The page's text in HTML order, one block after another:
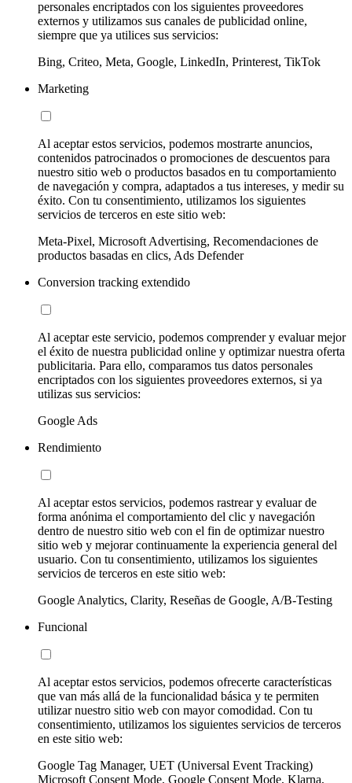
personales encriptados con los siguientes proveedores
externos y utilizamos sus canales de publicidad online,
siempre que ya utilices sus servicios:
Bing, Criteo, Meta, Google, LinkedIn, Printerest, TikTok
Marketing
Al aceptar estos servicios, podemos mostrarte anuncios,
contenidos patrocinados o promociones de descuentos para
nuestro sitio web o productos basados en tu comportamiento
de navegación y compra, adaptados a tus intereses, y medir su
éxito. Con tu consentimiento, utilizamos los siguientes
servicios de terceros en este sitio web:
Meta-Pixel, Microsoft Advertising, Recomendaciones de
productos basadas en clics, Ads Defender
Conversion tracking extendido
Al aceptar este servicio, podemos comprender y evaluar mejor
el éxito de nuestra publicidad online y optimizar nuestra oferta
publicitaria. Para ello, comparamos tus datos personales
encriptados con los siguientes proveedores externos, si ya
utilizas sus servicios:
Google Ads
Rendimiento
Al aceptar estos servicios, podemos rastrear y evaluar de
forma anónima el comportamiento del clic y navegación
dentro de nuestro sitio web con el fin de optimizar nuestro
sitio web y mejorar continuamente la experiencia general del
usuario. Con tu consentimiento, utilizamos los siguientes
servicios de terceros en este sitio web:
Google Analytics, Clarity, Reseñas de Google, A/B-Testing
Funcional
Al aceptar estos servicios, podemos ofrecerte características
que van más allá de la funcionalidad básica y te permiten
utilizar nuestro sitio web con mayor comodidad. Con tu
consentimiento, utilizamos los siguientes servicios de terceros
en este sitio web:
Google Tag Manager, UET (Universal Event Tracking)
Microsoft Consent Mode, Google Consent Mode, Klarna,